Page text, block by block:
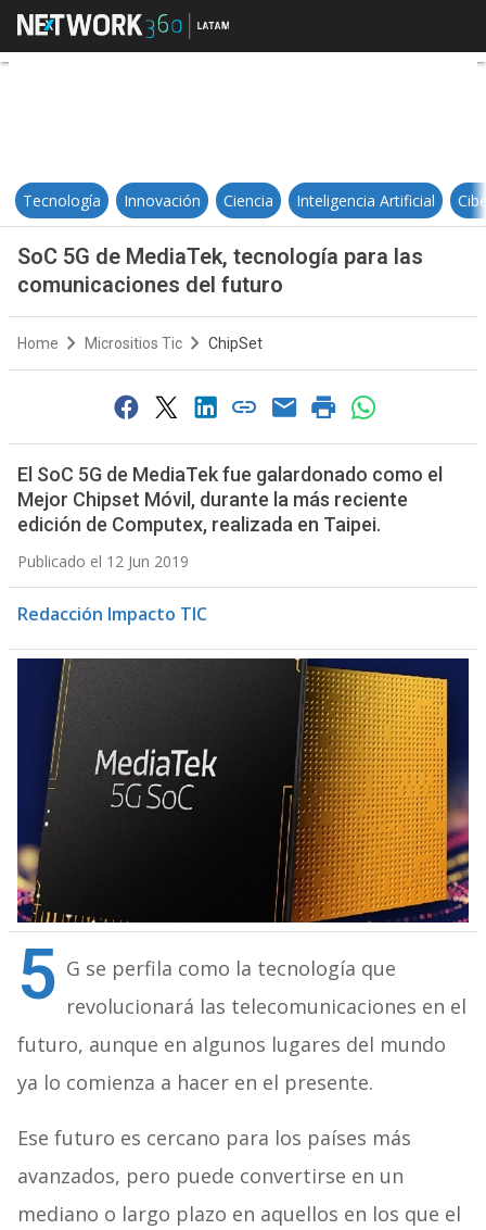
SoC 5G de MediaTek,
Tecnología Innovación Ciencia Inteligencia Artificial
SoC 5G de MediaTek, tecnología para las
comunicaciones del futuro
Home Micrositios Tic ChipSet
El SoC 5G de MediaTek fue galardonado como el
Mejor Chipset Móvil, durante la más reciente
edición de Computex, realizada en Taipei.
Publicado el 12 Jun 2019
Redacción Impacto TIC
5 G se perfila como la tecnología que
revolucionará las telecomunicaciones en el
futuro, aunque en algunos lugares del mundo
ya lo comienza a hacer en el presente.
Ese futuro es cercano para los países más
avanzados, pero puede convertirse en un
mediano o largo plazo en aquellos en los que el